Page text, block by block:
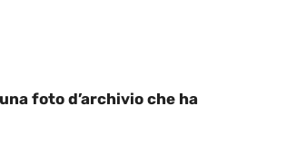
foto d’archivio che ha